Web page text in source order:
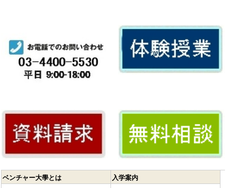
ベンチャー大學とは 入学案内